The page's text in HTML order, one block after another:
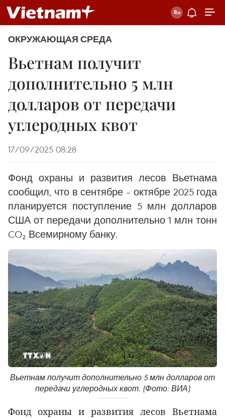
ОКРУЖАЮЩАЯ СРЕДА
Вьетнам получит
дополнительно 5 млн
долларов от передачи
углеродных квот
17/09/2025 08:28
Фонд охраны и развития лесов Вьетнама
сообщил, что в сентябре – октябре 2025 года
планируется поступление 5 млн долларов
США от передачи дополнительно 1 млн тонн
CO₂ Всемирному банку.
Вьетнам получит дополнительно 5 млн долларов от
передачи углеродных квот. (Фото: ВИА)
Фонд охраны и развития лесов Вьетнама